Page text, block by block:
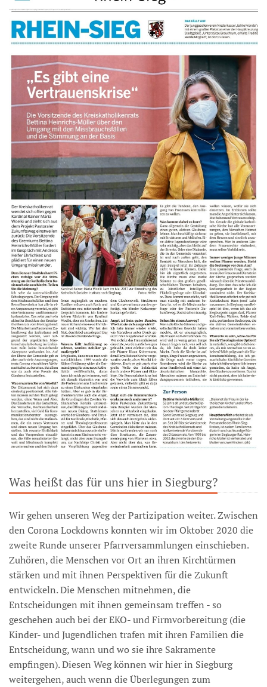
Was heißt das für uns hier in Siegburg?
Wir gehen unseren Weg der Partizipation weiter. Zwischen
den Corona Lockdowns konnten wir im Oktober 2020 die
zweite Runde unserer Pfarrversammlungen einschieben.
Zuhören, die Menschen vor Ort an ihren Kirchtürmen
stärken und mit ihnen Perspektiven für die Zukunft
entwickeln. Die Menschen mitnehmen, die
Entscheidungen mit ihnen gemeinsam treffen - so
geschehen auch bei der EKO- und Firmvorbereitung (die
Kinder- und Jugendlichen trafen mit ihren Familien die
Entscheidung, wann und wo sie ihre Sakramente
empfingen). Diesen Weg können wir hier in Siegburg
weitergehen, auch wenn die Überlegungen zum